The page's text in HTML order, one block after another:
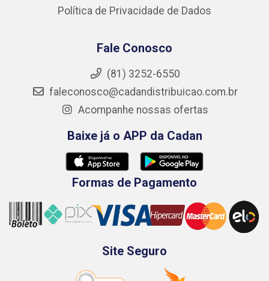
Política de Privacidade de Dados
Fale Conosco
(81) 3252-6550
faleconosco@cadandistribuicao.com.br
Acompanhe nossas ofertas
Baixe já o APP da Cadan
Formas de Pagamento
Site Seguro